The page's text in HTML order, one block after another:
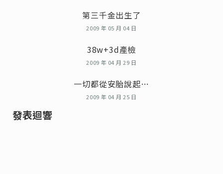
第三千金出生了
2009 年 05 月 04 日
38w+3d產檢
2009 年 04 月 29 日
一切都從安胎說起…
2009 年 04 月 25 日
發表迴響